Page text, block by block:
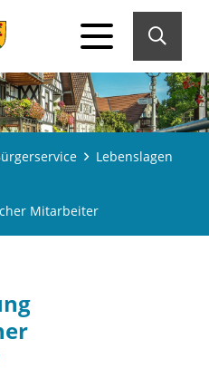
Lebenslagen
Mitarbeiter